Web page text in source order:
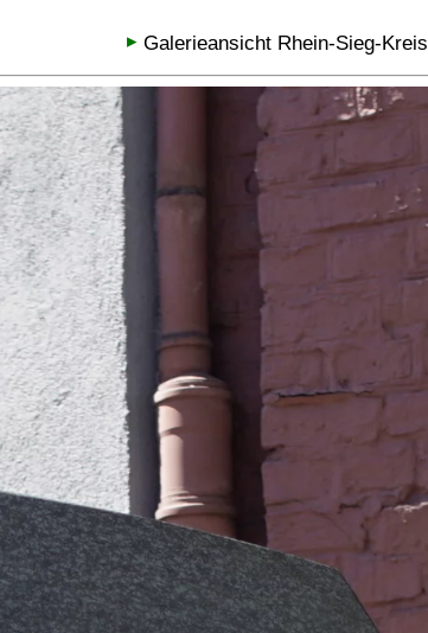
Galerieansicht Rhein-Sieg-Kreis